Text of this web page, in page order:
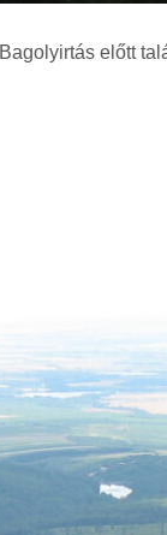
Bagolyirtás előtt